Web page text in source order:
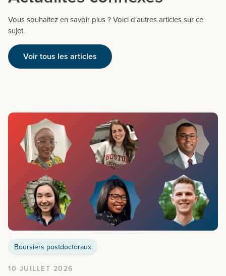
Vous souhaitez en savoir plus ? Voici d'autres articles sur ce
sujet.
Voir tous les articles
Boursiers postdoctoraux
10 JUILLET 2026